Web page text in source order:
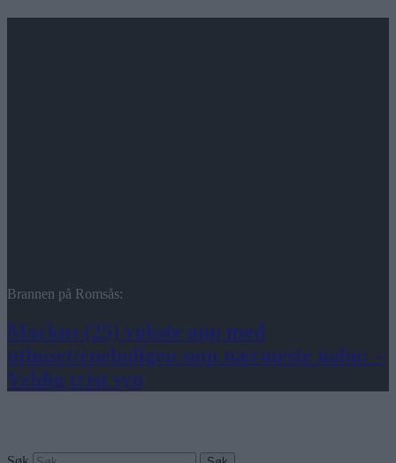
Brannen på Romsås:
Markus (25) vokste opp med
uthuset/eneboligen som nærmeste nabo: –
Veldig trist syn